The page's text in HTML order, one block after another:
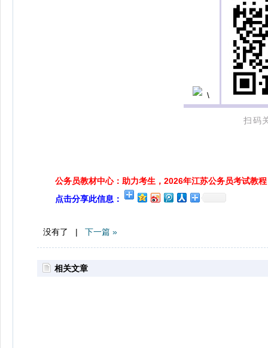
扫码
公务员教材中心：助力考生，2026年江苏公务员考试教程
点击分享此信息：
没有了 | 下一篇 »
相关文章